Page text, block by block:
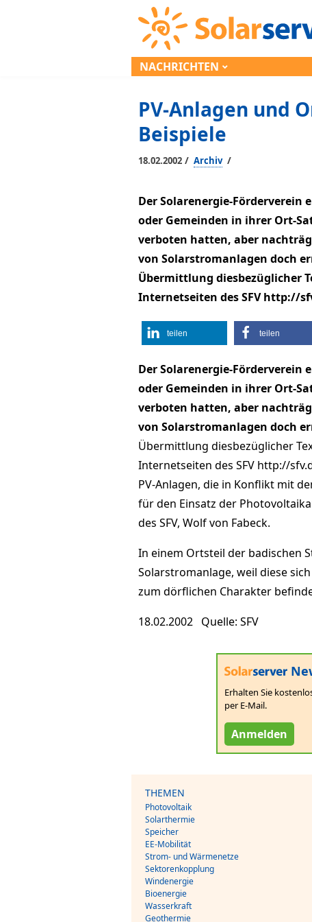
NACHRICHTEN
PV-Anlagen und
Beispiele
18.02.2002 / Archiv /
Der Solarenergie-Förderverein
oder Gemeinden in ihrer Ort-
verboten hatten, aber
von Solarstromanlagen doch
Übermittlung diesbezüglicher
Internetseiten des SFV http://
teilen teilen
Der Solarenergie-Förderverein
oder Gemeinden in ihrer Ort-
verboten hatten, aber
von Solarstromanlagen doch
Übermittlung diesbezüglicher
Internetseiten des SFV http://
PV-Anlagen, die in Konflikt mit
für den Einsatz der
des SFV, Wolf von Fabeck.
In einem Ortsteil der badischen
Solarstromanlage, weil diese
zum dörflichen Charakter
18.02.2002 Quelle: SFV
Erhalten Sie
per E-Mail.
Anmelden
THEMEN
Photovoltaik
Solarthermie
Speicher
EE-Mobilität
Strom- und Wärmenetze
Sektorenkopplung
Windenergie
Bioenergie
Wasserkraft
Geothermie